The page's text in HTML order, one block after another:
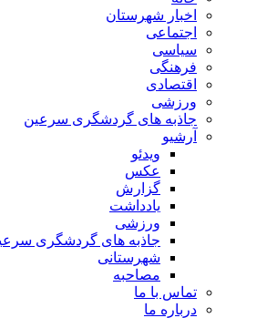
اخبار شهرستان
اجتماعی
سیاسی
فرهنگی
اقتصادی
ورزشی
جاذبه های گردشگری سرعین
آرشیو
ویدئو
عکس
گزارش
یادداشت
ورزشی
جاذبه های گردشگری
شهرستانی
مصاحبه
تماس با ما
درباره ما